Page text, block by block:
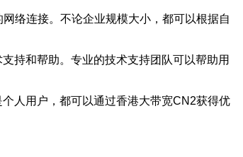
络连接。不论企业规模大小，都可以根据自
持和帮助。专业的技术支持团队可以帮助用
人用户，都可以通过香港大带宽CN2获得优